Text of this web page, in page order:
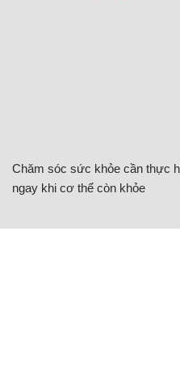
Chăm sóc sức khỏe cần thực
ngay khi cơ thể còn khỏe